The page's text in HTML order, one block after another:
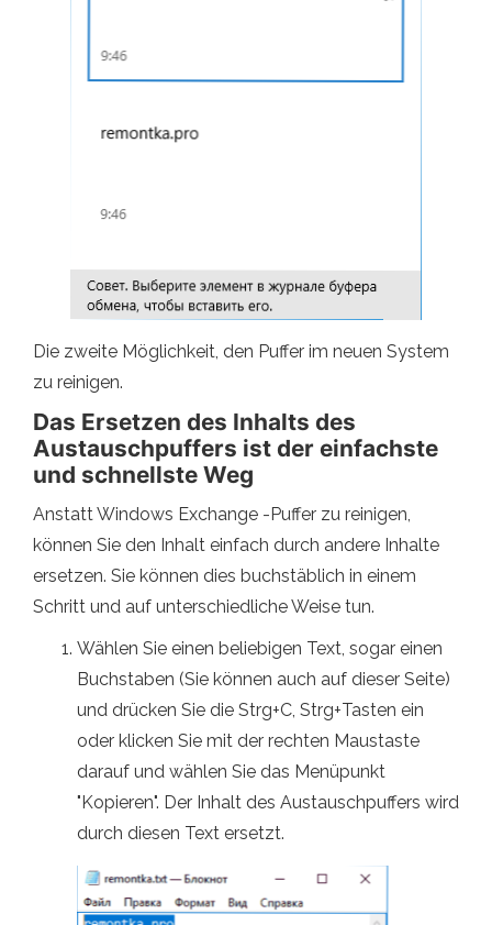
Die zweite Möglichkeit, den Puffer im neuen System
zu reinigen.
Das Ersetzen des Inhalts des
Austauschpuffers ist der einfachste
und schnellste Weg
Anstatt Windows Exchange -Puffer zu reinigen,
können Sie den Inhalt einfach durch andere Inhalte
ersetzen. Sie können dies buchstäblich in einem
Schritt und auf unterschiedliche Weise tun.
Wählen Sie einen beliebigen Text, sogar einen
Buchstaben (Sie können auch auf dieser Seite)
und drücken Sie die Strg+C, Strg+Tasten ein
oder klicken Sie mit der rechten Maustaste
darauf und wählen Sie das Menüpunkt
"Kopieren". Der Inhalt des Austauschpuffers wird
durch diesen Text ersetzt.